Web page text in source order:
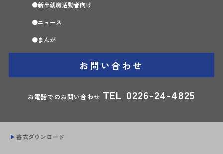
新卒就職活動者向け
ニュース
まんが
お問い合わせ
お電話でのお問い合わせ TEL 0226-24-4825
書式ダウンロード